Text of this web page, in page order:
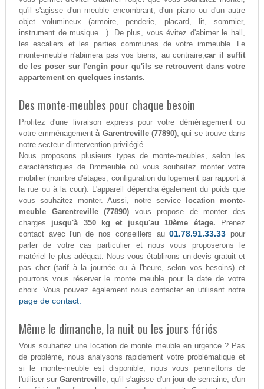
qu'il s'agisse d'un meuble encombrant, d'un piano ou d'un autre
objet volumineux (armoire, penderie, placard, lit, sommier,
instrument de musique…). De plus, vous évitez d'abimer le hall,
les escaliers et les parties communes de votre immeuble. Le
monte-meuble n'abimera pas vos biens, au contraire,car il suffit
de les poser sur l'engin pour qu'ils se retrouvent dans votre
appartement en quelques instants.
Des monte-meubles pour chaque besoin
Profitez d'une livraison express pour votre déménagement ou
votre emménagementà Garentreville (77890), qui se trouve dans
notre secteur d'intervention privilégié.
Nous proposons plusieurs types de monte-meubles, selon les
caractéristiques de l'immeuble où vous souhaitez monter votre
mobilier (nombre d'étages, configuration du logement par rapport à
la rue ou à la cour). L'appareil dépendra également du poids que
vous souhaitez monter. Aussi, notre service
location monte-
meuble Garentreville (77890) vous propose de monter des
charges jusqu'à 350 kg et jusqu'au 10ème étage. Prenez
contact avec l'un de nos conseillers au01.78.91.33.33 pour
parler de votre cas particulier et nous vous proposerons le
matériel le plus adéquat. Nous vous établirons un devis gratuit et
pas cher (tarif à la journée ou à l'heure, selon vos besoins) et
pourrons vous réserver le monte meuble pour la date de votre
choix. Vous pouvez également nous contacter en utilisant notre
page de contact.
Même le dimanche, la nuit ou les jours fériés
Vous souhaitez une location de monte meuble en urgence ? Pas
de problème, nous analysons rapidement votre problématique et
si le monte-meuble est disponible, nous vous permettons de
l'utiliser surGarentreville, qu'il s'agisse d'un jour de semaine, d'un